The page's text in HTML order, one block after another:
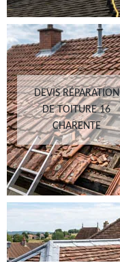
DEVIS RÉPARATION
DE TOITURE 16
CHARENTE